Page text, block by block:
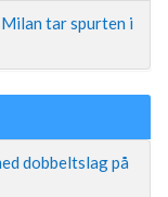
tar spurten i
dobbeltslag på